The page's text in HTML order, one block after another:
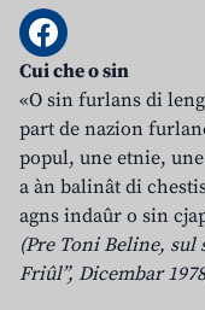
Cui che o sin
«O sin furlans di
part de nazion
popul, une etnie,
a àn balinât di
agns indaûr o sin
(Pre Toni Beline,
Friûl”, Dicembar